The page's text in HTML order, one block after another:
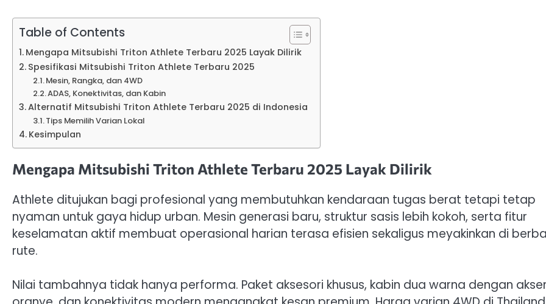
Table of Contents
Mengapa Mitsubishi Triton Athlete Terbaru 2025 Layak Dilirik
Spesifikasi Mitsubishi Triton Athlete Terbaru 2025
Mesin, Rangka, dan 4WD
ADAS, Konektivitas, dan Kabin
Alternatif Mitsubishi Triton Athlete Terbaru 2025 di Indonesia
Tips Memilih Varian Lokal
Kesimpulan
Mengapa Mitsubishi Triton Athlete Terbaru 2025 Layak Dilirik
Athlete ditujukan bagi profesional yang membutuhkan kendaraan tugas berat tetapi tetap
nyaman untuk gaya hidup urban. Mesin generasi baru, struktur sasis lebih kokoh, serta fitur
keselamatan aktif membuat operasional harian terasa efisien sekaligus meyakinkan di
rute.
Nilai tambahnya tidak hanya performa. Paket aksesori khusus, kabin dua warna dengan